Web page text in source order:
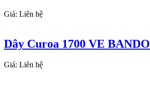
Giá: Liên hệ
Dây Curoa 1700 VE BANDO
Giá: Liên hệ